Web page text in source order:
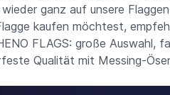
ganz auf unsere
kaufen möchtest,
FLAGS: große Auswahl,
Qualität mit Messing-